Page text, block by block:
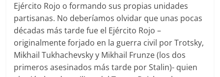
Ejército Rojo o formando sus propias unidades
partisanas. No deberíamos olvidar que unas pocas
décadas más tarde fue el Ejército Rojo –
originalmente forjado en la guerra civil por Trotsky,
Mikhail Tukhachevsky y Mikhail Frunze (los dos
primeros asesinados más tarde por Stalin)- quien